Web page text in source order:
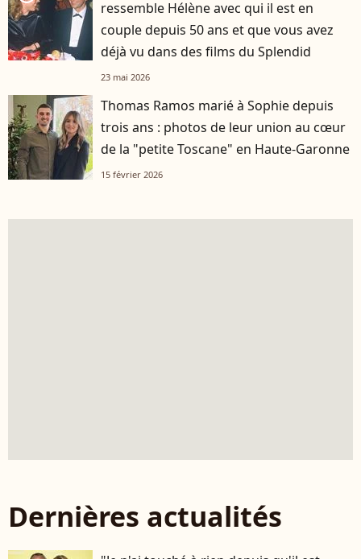
ressemble Hélène avec qui il est en
couple depuis 50 ans et que vous avez
déjà vu dans des films du Splendid
23 mai 2026
Thomas Ramos marié à Sophie depuis
trois ans : photos de leur union au cœur
de la "petite Toscane" en Haute-Garonne
15 février 2026
Dernières actualités